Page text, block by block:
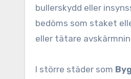
bullerskydd eller
bedöms som staket
eller tätare
I större städer som